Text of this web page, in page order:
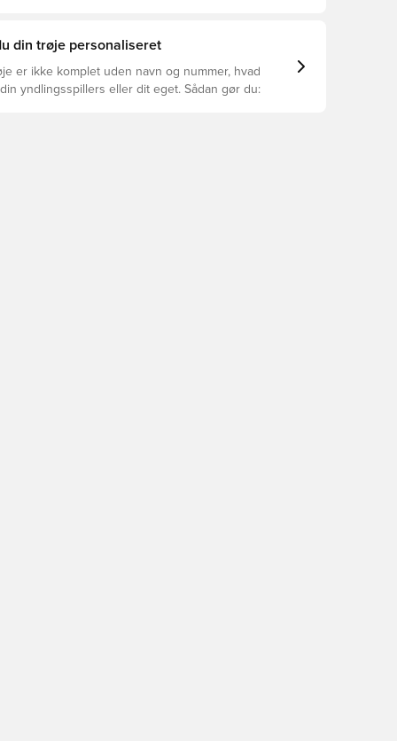
din trøje personaliseret
er ikke komplet uden navn og nummer, hvad
yndlingsspillers eller dit eget. Sådan gør du: